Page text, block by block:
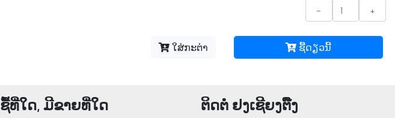
- +
ໃສ່ກະຕ່າ ຊື້​ດຽວ​ນີ້
ຊື້ທີ່ໃດ, ມີຂາຍທີ່ໃດ ຕິດຕໍ່ ຢງເຊີຍງຕຶ໊ງ